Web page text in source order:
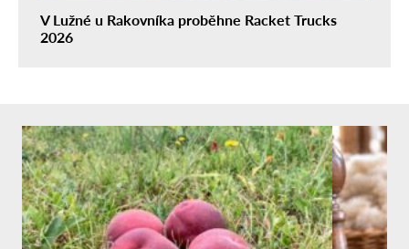
V Lužné u Rakovníka proběhne Racket Trucks
2026